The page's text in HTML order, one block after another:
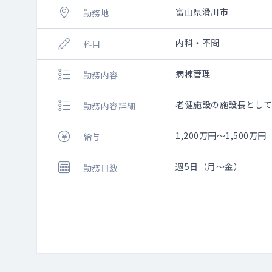
勤務地 富山県滑川市
科目 内科・不問
勤務内容 病棟管理
勤務内容詳細 老健施設の施設長とし
給与 1,200万円～1,500万円
勤務日数 週5日（月～金）